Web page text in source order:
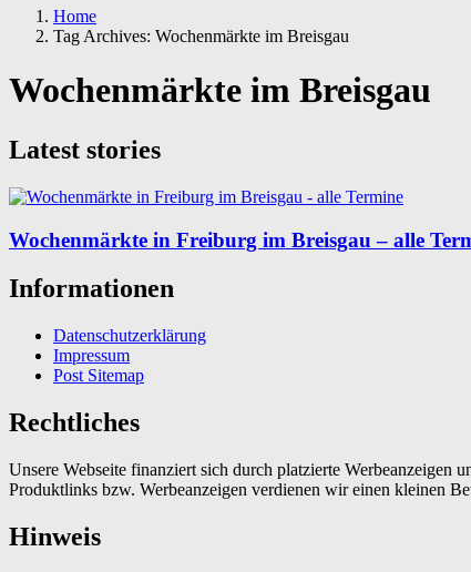
Home
Tag Archives: Wochenmärkte im Breisgau
Wochenmärkte im Breisgau
Latest stories
Wochenmärkte in Freiburg im Breisgau – alle
Informationen
Datenschutzerklärung
Impressum
Post Sitemap
Rechtliches
Unsere Webseite finanziert sich durch platzierte
Produktlinks bzw. Werbeanzeigen verdienen wir einen kleinen
Hinweis